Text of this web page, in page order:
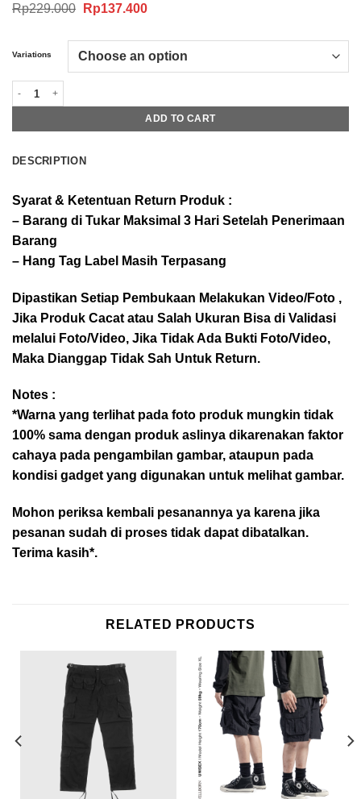
Rp229.000 Original
Rp137.400Current
Variations
ADD TO CART
DESCRIPTION
Syarat & Ketentuan Return Produk :
– Barang di Tukar Maksimal 3 Hari Setelah Penerimaan
Barang
– Hang Tag Label Masih Terpasang
Dipastikan Setiap Pembukaan Melakukan Video/Foto ,
Jika Produk Cacat atau Salah Ukuran Bisa di Validasi
melalui Foto/Video, Jika Tidak Ada Bukti Foto/Video,
Maka Dianggap Tidak Sah Untuk Return.
Notes :
*Warna yang terlihat pada foto produk mungkin tidak
100% sama dengan produk aslinya dikarenakan faktor
cahaya pada pengambilan gambar, ataupun pada
kondisi gadget yang digunakan untuk melihat gambar.
Mohon periksa kembali pesanannya ya karena jika
pesanan sudah di proses tidak dapat dibatalkan.
Terima kasih*.
RELATED PRODUCTS